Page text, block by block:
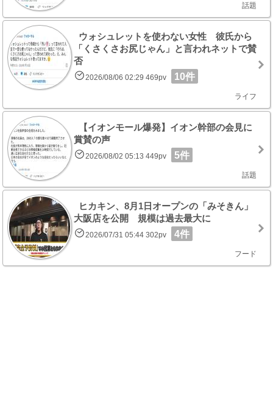
話題
ウォシュレットを使わない女性 彼氏から
「くさくさお尻じゃん」と言われネットで賛
否
2026/08/06 02:29 469pv 10件
ライフ
【イオンモール爆発】イオン幹部の会見に
賞賛の声
2026/08/02 05:13 449pv 5件
話題
ヒカキン、8月1日オープンの「みそきん」
大阪店を公開 規模は過去最大に
2026/07/31 05:44 302pv 4件
フード